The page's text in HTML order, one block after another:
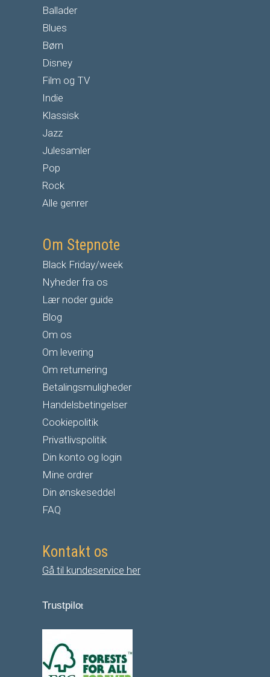
Ballader
Blues
Børn
Disney
Film og TV
Indie
Klassisk
Jazz
Julesamler
Pop
Rock
Alle genrer
Om Stepnote
Black Friday/week
Nyheder fra os
Lær noder guide
Blog
Om os
Om levering
Om returnering
Betalingsmuligheder
Handelsbetingelser
Cookiepolitik
Privatlivspolitik
Din konto og login
Mine ordrer
Din ønskeseddel
FAQ
Kontakt os
Gå til kundeservice her
Trustpilot